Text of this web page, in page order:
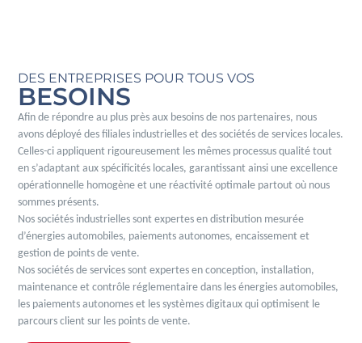
DES ENTREPRISES POUR TOUS VOS
BESOINS
Afin de répondre au plus près aux besoins de nos partenaires, nous
avons déployé des filiales industrielles et des sociétés de services locales.
Celles-ci appliquent rigoureusement les mêmes processus qualité tout
en s’adaptant aux spécificités locales, garantissant ainsi une excellence
opérationnelle homogène et une réactivité optimale partout où nous
sommes présents.
Nos sociétés industrielles sont expertes en distribution mesurée
d’énergies automobiles, paiements autonomes, encaissement et
gestion de points de vente.
Nos sociétés de services sont expertes en conception, installation,
maintenance et contrôle réglementaire dans les énergies automobiles,
les paiements autonomes et les systèmes digitaux qui optimisent le
parcours client sur les points de vente.